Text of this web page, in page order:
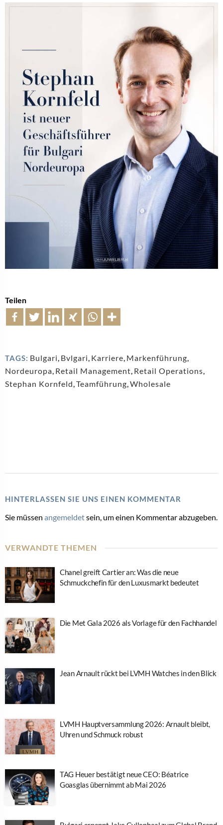
Teilen
TAGS: Bulgari, Bvlgari, Karriere, Markenführung,
Nordeuropa, Retail Management, Retail Operations,
Stephan Kornfeld,Teamführung,Wholesale
HINTERLASSEN SIE UNS EINEN KOMMENTAR
Sie müssen angemeldetsein, um einen Kommentar abzugeben.
VERWANDTE THEMEN
Chanel greift Cartier an: Was die neue
Schmuckchefin für den Luxusmarkt bedeutet
Die Met Gala 2026 als Vorlage für den Fachhandel
Jean Arnault rückt bei LVMH Watches in den Blick
LVMH Hauptversammlung 2026: Arnault bleibt,
Uhren und Schmuck robust
TAG Heuer bestätigt neue CEO: Béatrice
Goasglas übernimmt ab Mai 2026